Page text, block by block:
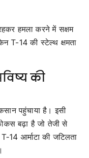
हमला करने में सक्षम
T-14 की स्टेल्थ क्षमता
की
पहुंचाया है। इसी
बढ़ा है जो तेजी से
आर्माटा की जटिलता